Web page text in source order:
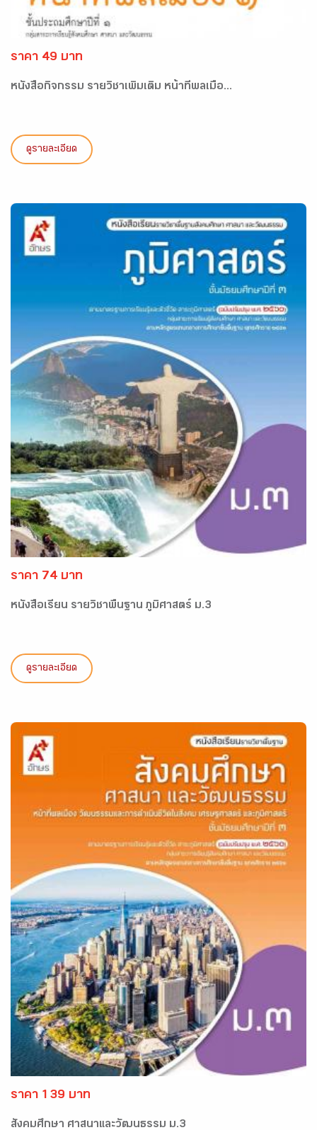
ราคา 49 บาท
หนังสือกิจกรรม รายวิชาเพิ่มเติม หน้าที่พลเมือ...
ดูรายละเอียด
ราคา 74 บาท
หนังสือเรียน รายวิชาพื้นฐาน ภูมิศาสตร์ ม.3
ดูรายละเอียด
ราคา 139 บาท
สังคมศึกษา ศาสนาและวัฒนธรรม ม.3